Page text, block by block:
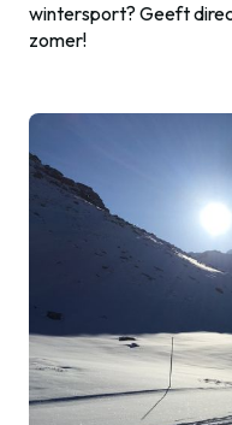
wintersport? Geeft
zomer!